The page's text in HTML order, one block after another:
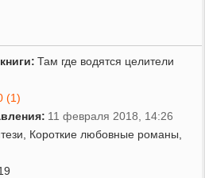
Там где водятся целители
(1)
11 февраля 2018, 14:26
Короткие любовные романы